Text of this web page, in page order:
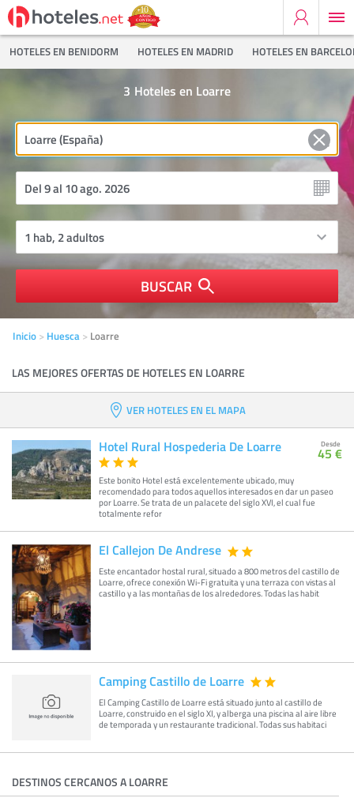
HOTELES EN BENIDORM HOTELES EN MADRID HOTELES EN
Hoteles en Loarre
3
BUSCAR
Inicio Huesca Loarre
LAS MEJORES OFERTAS DE HOTELES EN LOARRE
VER HOTELES EN EL MAPA
Hotel Rural Hospederia De Loarre
Este bonito Hotel está excelentemente ubicado, muy
recomendado para todos aquellos interesados en dar un paseo
por Loarre. Se trata de un palacete del siglo XVI, el cual fue
totalmente refor
Desde
45 €
El Callejon De Andrese
Este encantador hostal rural, situado a 800 metros del castillo de
Loarre, ofrece conexión Wi-Fi gratuita y una terraza con vistas al
castillo y a las montañas de los alrededores. Todas las habit
Camping Castillo de Loarre
El Camping Castillo de Loarre está situado junto al castillo de
Loarre, construido en el siglo XI, y alberga una piscina al aire libre
de temporada y un restaurante tradicional. Todas sus habitaci
DESTINOS CERCANOS A LOARRE